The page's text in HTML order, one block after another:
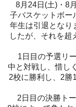
8月24日(土)・8
子バスケットボー
年生は引退となり
したが、それを超
1日目の予選リ
中と対戦し、惜し
2校に勝利し、2勝
2日目の決勝ト